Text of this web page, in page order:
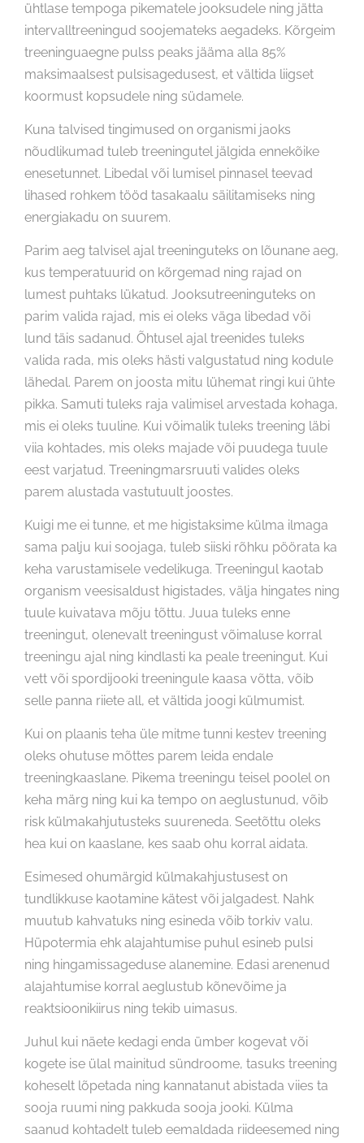
ühtlase tempoga pikematele jooksudele ning jätta
intervalltreeningud soojemateks aegadeks. Kõrgeim
treeninguaegne pulss peaks jääma alla 85%
maksimaalsest pulsisagedusest, et vältida liigset
koormust kopsudele ning südamele.
Kuna talvised tingimused on organismi jaoks
nõudlikumad tuleb treeningutel jälgida ennekõike
enesetunnet. Libedal või lumisel pinnasel teevad
lihased rohkem tööd tasakaalu säilitamiseks ning
energiakadu on suurem.
Parim aeg talvisel ajal treeninguteks on lõunane aeg,
kus temperatuurid on kõrgemad ning rajad on
lumest puhtaks lükatud. Jooksutreeninguteks on
parim valida rajad, mis ei oleks väga libedad või
lund täis sadanud. Õhtusel ajal treenides tuleks
valida rada, mis oleks hästi valgustatud ning kodule
lähedal. Parem on joosta mitu lühemat ringi kui ühte
pikka. Samuti tuleks raja valimisel arvestada kohaga,
mis ei oleks tuuline. Kui võimalik tuleks treening läbi
viia kohtades, mis oleks majade või puudega tuule
eest varjatud. Treeningmarsruuti valides oleks
parem alustada vastutuult joostes.
Kuigi me ei tunne, et me higistaksime külma ilmaga
sama palju kui soojaga, tuleb siiski rõhku pöörata ka
keha varustamisele vedelikuga. Treeningul kaotab
organism veesisaldust higistades, välja hingates ning
tuule kuivatava mõju tõttu. Juua tuleks enne
treeningut, olenevalt treeningust võimaluse korral
treeningu ajal ning kindlasti ka peale treeningut. Kui
vett või spordijooki treeningule kaasa võtta, võib
selle panna riiete all, et vältida joogi külmumist.
Kui on plaanis teha üle mitme tunni kestev treening
oleks ohutuse mõttes parem leida endale
treeningkaaslane. Pikema treeningu teisel poolel on
keha märg ning kui ka tempo on aeglustunud, võib
risk külmakahjutusteks suureneda. Seetõttu oleks
hea kui on kaaslane, kes saab ohu korral aidata.
Esimesed ohumärgid külmakahjustusest on
tundlikkuse kaotamine kätest või jalgadest. Nahk
muutub kahvatuks ning esineda võib torkiv valu.
Hüpotermia ehk alajahtumise puhul esineb pulsi
ning hingamissageduse alanemine. Edasi arenenud
alajahtumise korral aeglustub kõnevõime ja
reaktsioonikiirus ning tekib uimasus.
Juhul kui näete kedagi enda ümber kogevat või
kogete ise ülal mainitud sündroome, tasuks treening
koheselt lõpetada ning kannatanut abistada viies ta
sooja ruumi ning pakkuda sooja jooki. Külma
saanud kohtadelt tuleb eemaldada riideesemed ning